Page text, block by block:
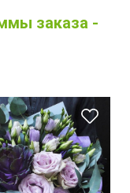
заказа -
сочетания